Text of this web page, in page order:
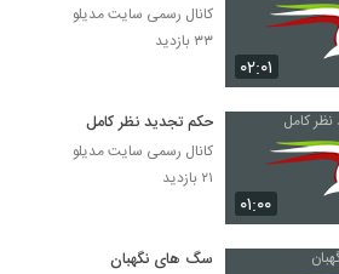
۰۲:۰۱
کانال رسمی سایت مدیلو
۳۳ بازدید
۰۱:۰۰
حکم تجدید نظر کامل
کانال رسمی سایت مدیلو
۲۱ بازدید
سگ های نگهبان